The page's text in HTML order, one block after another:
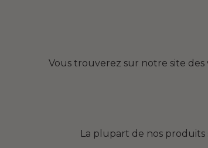
Vous trouverez sur notre site
La plupart de nos